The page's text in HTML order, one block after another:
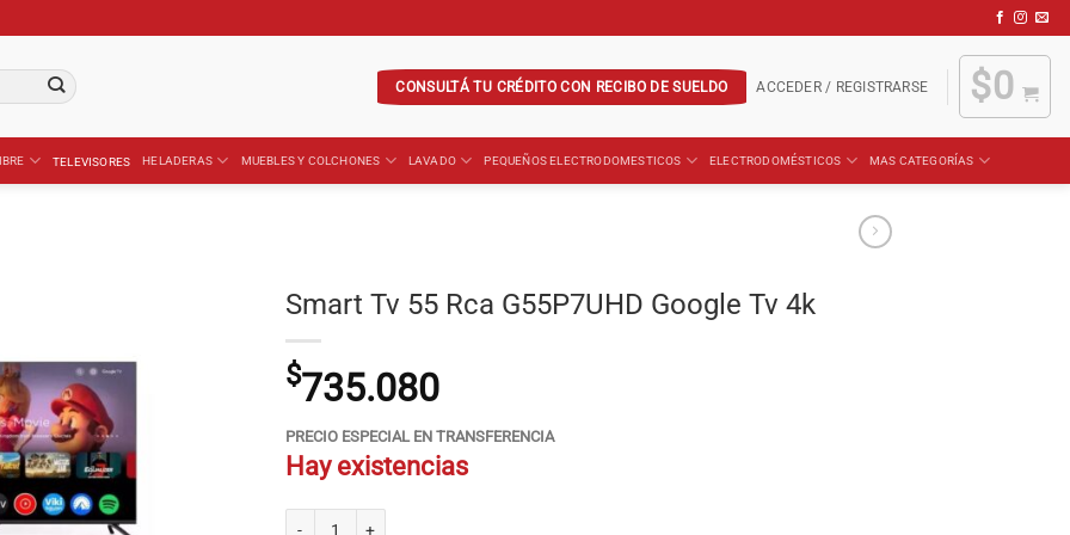
CONSULTÁ TU CRÉDITO CON RECIBO DE SUELDO ACCEDER / REGISTRARSE $0
TELEVISORES HELADERAS MUEBLES Y COLCHONES LAVADO PEQUEÑOS ELECTRODOMESTICOS ELECTRODOMÉSTICOS MAS CATEGORÍAS
Smart Tv 55 Rca G55P7UHD Google Tv 4k
$735.080
PRECIO ESPECIAL EN TRANSFERENCIA
Hay existencias